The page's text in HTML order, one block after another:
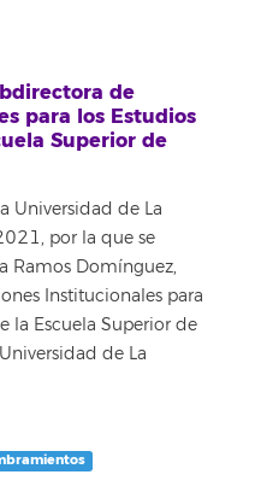
de
para los Estudios
Superior de
Universidad de La
por la que se
Ramos Domínguez,
Institucionales para
la Escuela Superior de
de La